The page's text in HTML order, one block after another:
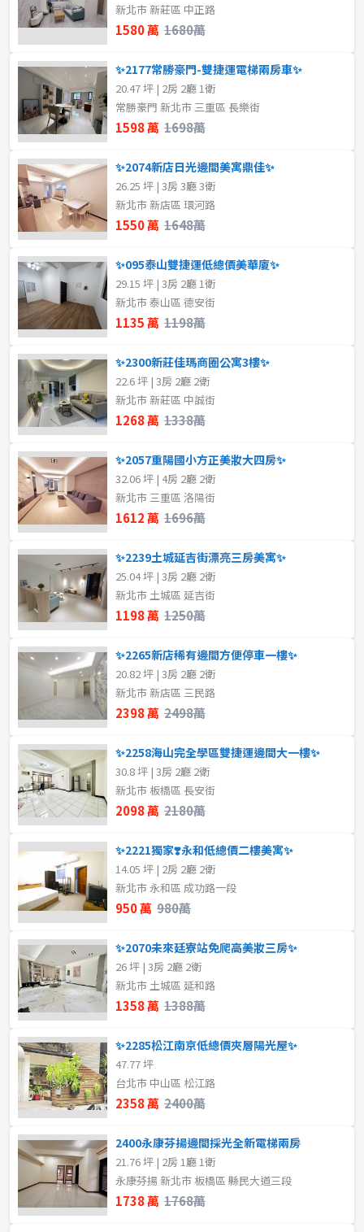
新北市 新莊區 中正路
1580 萬 1680萬
✨2177常勝豪門-雙捷運電梯兩房車✨
20.47 坪 | 2房 2廳 1衛
常勝豪門 新北市 三重區 長樂街
1598 萬 1698萬
✨2074新店日光邊間美寓鼎佳✨
26.25 坪 | 3房 3廳 3衛
新北市 新店區 環河路
1550 萬 1648萬
✨095泰山雙捷運低總價美華廈✨
29.15 坪 | 3房 2廳 1衛
新北市 泰山區 德安街
1135 萬 1198萬
✨2300新莊佳瑪商圈公寓3樓✨
22.6 坪 | 3房 2廳 2衛
新北市 新莊區 中誠街
1268 萬 1338萬
✨2057重陽國小方正美妝大四房✨
32.06 坪 | 4房 2廳 2衛
新北市 三重區 洛陽街
1612 萬 1696萬
✨2239土城延吉街漂亮三房美寓✨
25.04 坪 | 3房 2廳 2衛
新北市 土城區 延吉街
1198 萬 1250萬
✨2265新店稀有邊間方便停車一樓✨
20.82 坪 | 3房 2廳 2衛
新北市 新店區 三民路
2398 萬 2498萬
✨2258海山完全學區雙捷運邊間大一樓✨
30.8 坪 | 3房 2廳 2衛
新北市 板橋區 長安街
2098 萬 2180萬
✨2221獨家❣️永和低總價二樓美寓✨
14.05 坪 | 2房 2廳 2衛
新北市 永和區 成功路一段
950 萬 980萬
✨2070未來廷寮站免爬高美妝三房✨
26 坪 | 3房 2廳 2衛
新北市 土城區 延和路
1358 萬 1388萬
✨2285松江南京低總價夾層陽光屋✨
47.77 坪
台北市 中山區 松江路
2358 萬 2400萬
2400永康芬揚邊間採光全新電梯兩房
21.76 坪 | 2房 1廳 1衛
永康芬揚 新北市 板橋區 縣民大道三段
1738 萬 1768萬